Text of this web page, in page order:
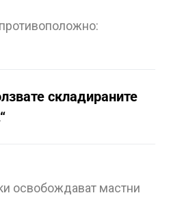
складираните
освобождават мастни